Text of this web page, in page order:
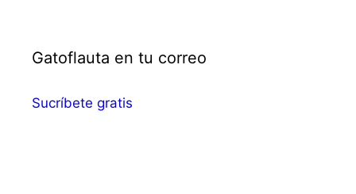
Gatoflauta en tu correo
Sucríbete gratis